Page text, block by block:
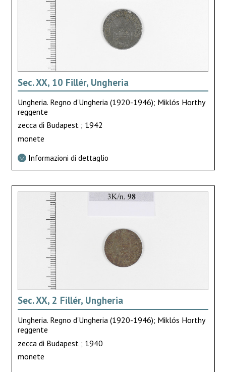
Sec. XX, 10 Fillér, Ungheria
Ungheria. Regno d'Ungheria (1920-1946); Miklós Horthy
reggente
zecca di Budapest ; 1942
monete
Informazioni di dettaglio
Sec. XX, 2 Fillér, Ungheria
Ungheria. Regno d'Ungheria (1920-1946); Miklós Horthy
reggente
zecca di Budapest ; 1940
monete